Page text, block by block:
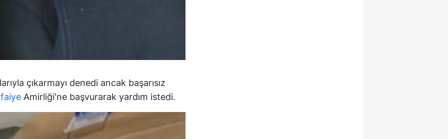
çıkarmayı denedi ancak başarısız
Amirliği'ne başvurarak yardım istedi.